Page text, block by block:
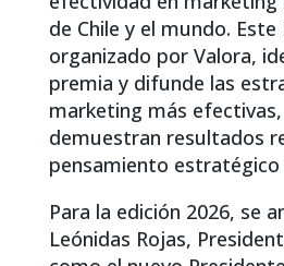
de Chile y el mundo.
organizado por Valora,
premia y difunde las
marketing más
demuestran resultados
pensamiento estratégico
Para la edición 2026, se
Leónidas Rojas,